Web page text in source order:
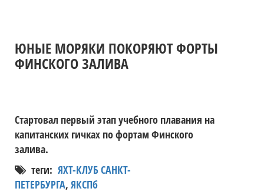
ЮНЫЕ МОРЯКИ ПОКОРЯЮТ ФОРТЫ
ФИНСКОГО ЗАЛИВА
Стартовал первый этап учебного плавания на
капитанских гичках по фортам Финского
залива.
теги: ЯХТ-КЛУБ САНКТ-
ПЕТЕРБУРГА, ЯКСПб